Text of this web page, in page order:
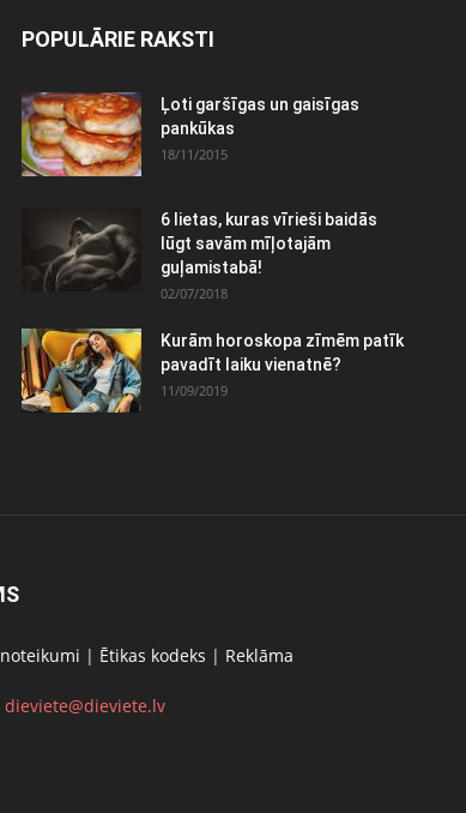
POPULĀRIE RAKSTI
Ļoti garšīgas un gaisīgas
pankūkas
18/11/2015
6 lietas, kuras vīrieši baidās
lūgt savām mīļotajām
guļamistabā!
02/07/2018
Kurām horoskopa zīmēm patīk
pavadīt laiku vienatnē?
11/09/2019
| Ētikas kodeks | Reklāma
dieviete@dieviete.lv